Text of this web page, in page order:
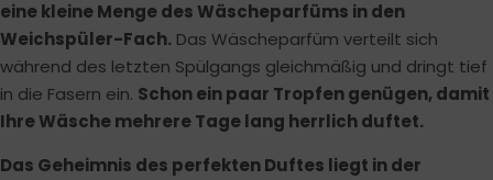
eine kleine Menge des Wäscheparfüms in den
Weichspüler-Fach. Das Wäscheparfüm verteilt sich
während des letzten Spülgangs gleichmäßig und dringt tief
in die Fasern ein. Schon ein paar Tropfen genügen, damit
Ihre Wäsche mehrere Tage lang herrlich duftet.
Das Geheimnis des perfekten Duftes liegt in der